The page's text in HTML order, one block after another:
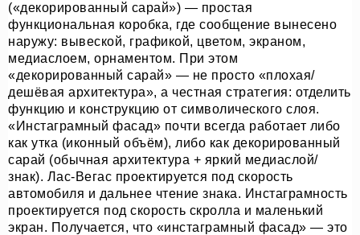
(«декорированный сарай») — простая
функциональная коробка, где сообщение вынесено
наружу: вывеской, графикой, цветом, экраном,
медиаслоем, орнаментом. При этом
«декорированный сарай» — не просто «плохая/
дешёвая архитектура», а честная стратегия: отделить
функцию и конструкцию от символического слоя.
«Инстаграмный фасад» почти всегда работает либо
как утка (иконный объём), либо как декорированный
сарай (обычная архитектура + яркий медиаслой/
знак). Лас-Вегас проектируется под скорость
автомобиля и дальнее чтение знака. Инстаграмность
проектируется под скорость скролла и маленький
экран. Получается, что «инстаграмный фасад» — это